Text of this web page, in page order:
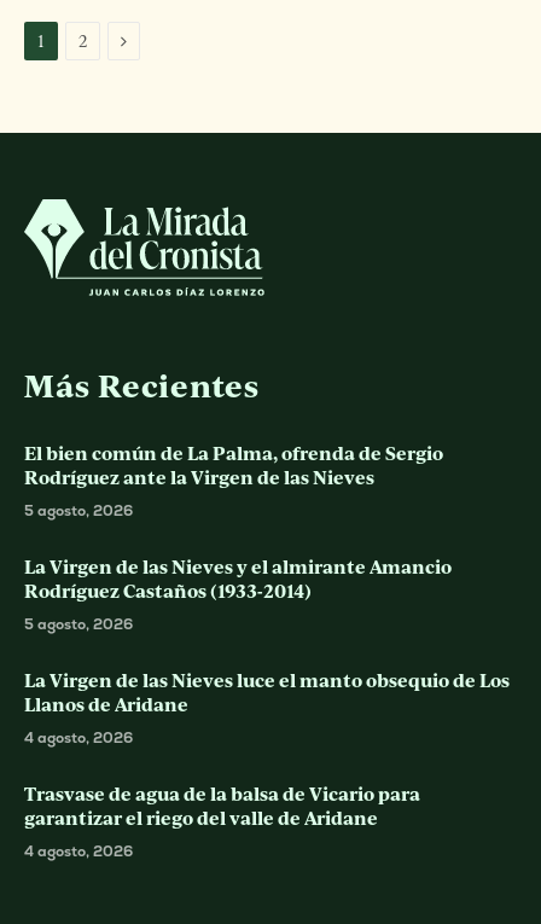
1 2 Siguiente
Más Recientes
El bien común de La Palma, ofrenda de Sergio
Rodríguez ante la Virgen de las Nieves
5 agosto, 2026
La Virgen de las Nieves y el almirante Amancio
Rodríguez Castaños (1933-2014)
5 agosto, 2026
La Virgen de las Nieves luce el manto obsequio de Los
Llanos de Aridane
4 agosto, 2026
Trasvase de agua de la balsa de Vicario para
garantizar el riego del valle de Aridane
4 agosto, 2026